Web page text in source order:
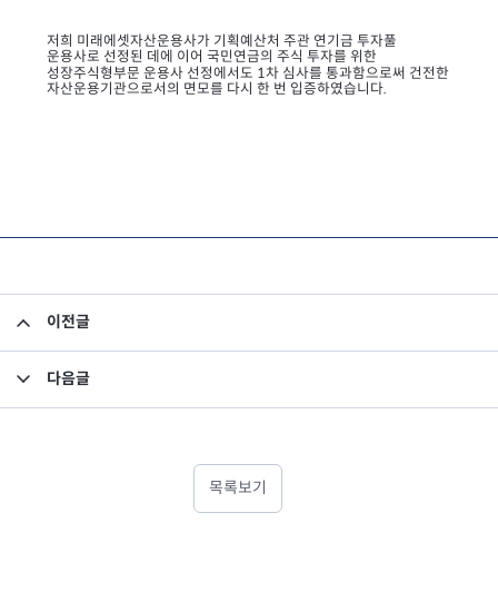
저희 미래에셋자산운용사가 기획예산처 주관 연기금 투자풀
운용사로 선정된 데에 이어 국민연금의 주식 투자를 위한
성장주식형부문 운용사 선정에서도 1차 심사를 통과함으로써 건전한
자산운용기관으로서의 면모를 다시 한 번 입증하였습니다.
이전글
다음글
목록보기